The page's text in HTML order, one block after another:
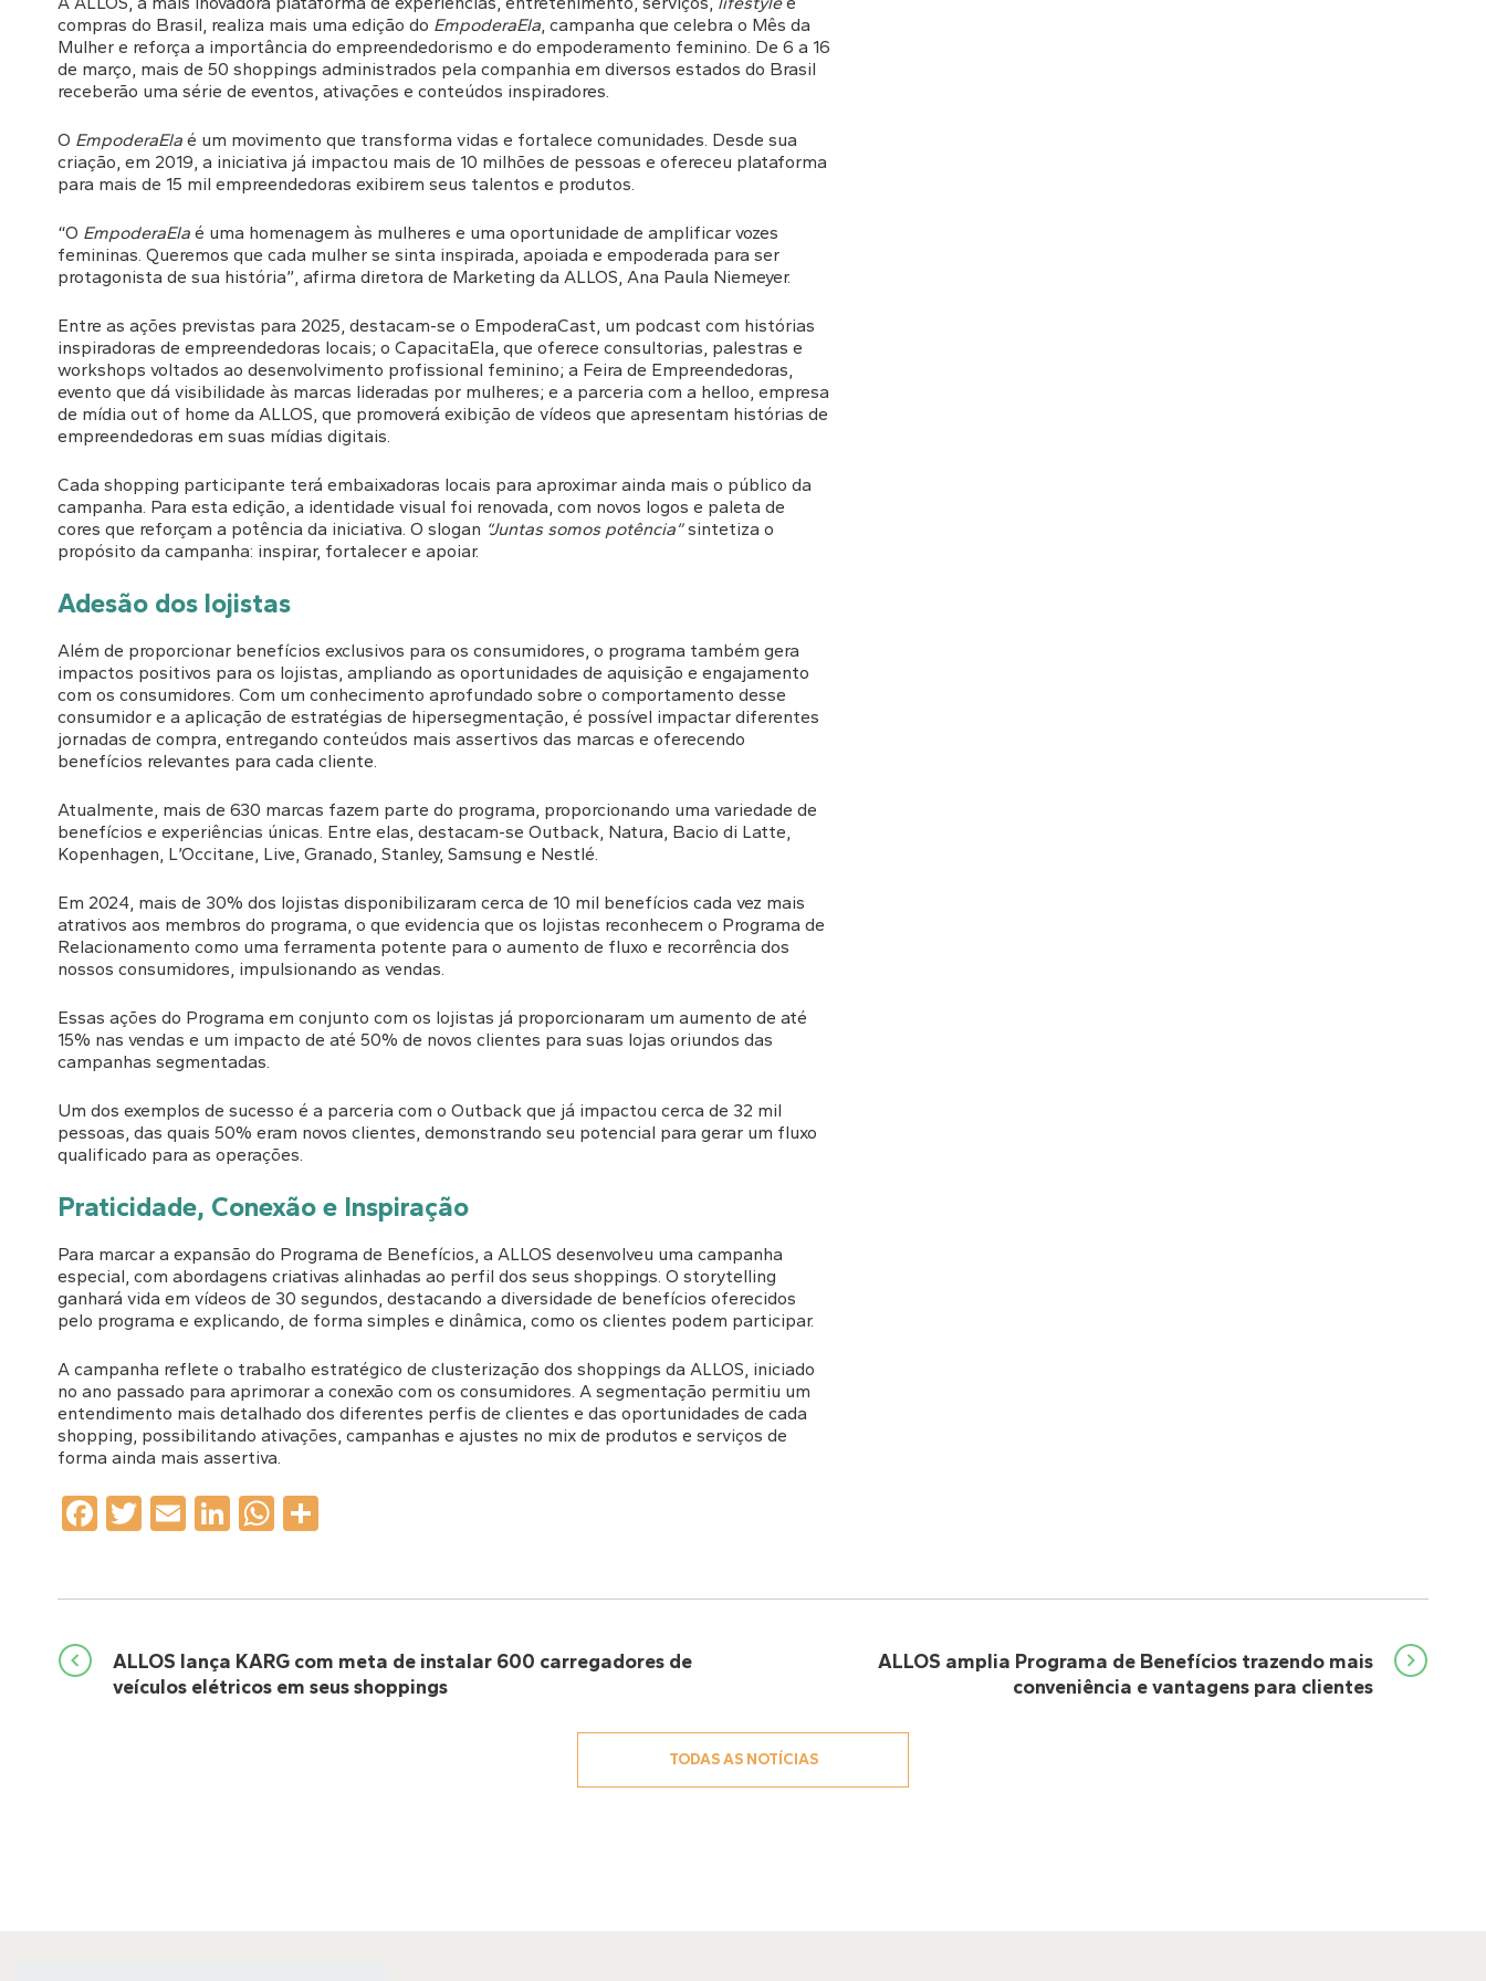
compras do Brasil, realiza mais uma edição do EmpoderaEla, campanha que celebra o Mês da
Mulher e reforça a importância do empreendedorismo e do empoderamento feminino. De 6 a 16
de março, mais de 50 shoppings administrados pela companhia em diversos estados do Brasil
receberão uma série de eventos, ativações e conteúdos inspiradores.
O EmpoderaEla é um movimento que transforma vidas e fortalece comunidades. Desde sua
criação, em 2019, a iniciativa já impactou mais de 10 milhões de pessoas e ofereceu plataforma
para mais de 15 mil empreendedoras exibirem seus talentos e produtos.
“O EmpoderaEla é uma homenagem às mulheres e uma oportunidade de amplificar vozes
femininas. Queremos que cada mulher se sinta inspirada, apoiada e empoderada para ser
protagonista de sua história”, afirma diretora de Marketing da ALLOS, Ana Paula Niemeyer.
Entre as ações previstas para 2025, destacam-se o EmpoderaCast, um podcast com histórias
inspiradoras de empreendedoras locais; o CapacitaEla, que oferece consultorias, palestras e
workshops voltados ao desenvolvimento profissional feminino; a Feira de Empreendedoras,
evento que dá visibilidade às marcas lideradas por mulheres; e a parceria com a helloo, empresa
de mídia out of home da ALLOS, que promoverá exibição de vídeos que apresentam histórias de
empreendedoras em suas mídias digitais.
Cada shopping participante terá embaixadoras locais para aproximar ainda mais o público da
campanha. Para esta edição, a identidade visual foi renovada, com novos logos e paleta de
cores que reforçam a potência da iniciativa. O slogan “Juntas somos potência”sintetiza o
propósito da campanha: inspirar, fortalecer e apoiar.
Adesão dos lojistas
Além de proporcionar benefícios exclusivos para os consumidores, o programa também gera
impactos positivos para os lojistas, ampliando as oportunidades de aquisição e engajamento
com os consumidores. Com um conhecimento aprofundado sobre o comportamento desse
consumidor e a aplicação de estratégias de hipersegmentação, é possível impactar diferentes
jornadas de compra, entregando conteúdos mais assertivos das marcas e oferecendo
benefícios relevantes para cada cliente.
Atualmente, mais de 630 marcas fazem parte do programa, proporcionando uma variedade de
benefícios e experiências únicas. Entre elas, destacam-se Outback, Natura, Bacio di Latte,
Kopenhagen, L’Occitane, Live, Granado, Stanley, Samsung e Nestlé.
Em 2024, mais de 30% dos lojistas disponibilizaram cerca de 10 mil benefícios cada vez mais
atrativos aos membros do programa, o que evidencia que os lojistas reconhecem o Programa de
Relacionamento como uma ferramenta potente para o aumento de fluxo e recorrência dos
nossos consumidores, impulsionando as vendas.
Essas ações do Programa em conjunto com os lojistas já proporcionaram um aumento de até
15% nas vendas e um impacto de até 50% de novos clientes para suas lojas oriundos das
campanhas segmentadas.
Um dos exemplos de sucesso é a parceria com o Outback que já impactou cerca de 32 mil
pessoas, das quais 50% eram novos clientes, demonstrando seu potencial para gerar um fluxo
qualificado para as operações.
Praticidade, Conexão e Inspiração
Para marcar a expansão do Programa de Benefícios, a ALLOS desenvolveu uma campanha
especial, com abordagens criativas alinhadas ao perfil dos seus shoppings. O storytelling
ganhará vida em vídeos de 30 segundos, destacando a diversidade de benefícios oferecidos
pelo programa e explicando, de forma simples e dinâmica, como os clientes podem participar.
A campanha reflete o trabalho estratégico de clusterização dos shoppings da ALLOS, iniciado
no ano passado para aprimorar a conexão com os consumidores. A segmentação permitiu um
entendimento mais detalhado dos diferentes perfis de clientes e das oportunidades de cada
shopping, possibilitando ativações, campanhas e ajustes no mix de produtos e serviços de
forma ainda mais assertiva.
Facebook
Twitter
EmailLinkedIn
WhatsApp
Navegação
ALLOS lança KARG com meta de instalar 600 carregadores de
veículos elétricos em seus shoppings
ALLOS amplia Programa de Benefícios trazendo mais
conveniência e vantagens para clientes
TODAS AS NOTÍCIAS